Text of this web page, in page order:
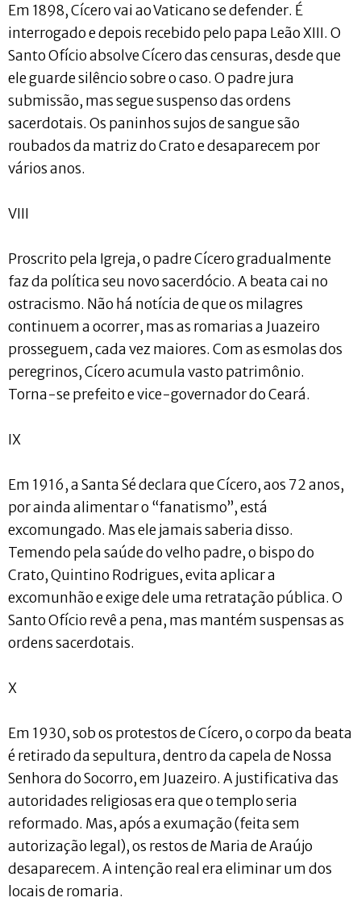
Em 1898, Cícero vai ao Vaticano se defender. É
interrogado e depois recebido pelo papa Leão XIII. O
Santo Ofício absolve Cícero das censuras, desde que
ele guarde silêncio sobre o caso. O padre jura
submissão, mas segue suspenso das ordens
sacerdotais. Os paninhos sujos de sangue são
roubados da matriz do Crato e desaparecem por
vários anos.
VIII
Proscrito pela Igreja, o padre Cícero gradualmente
faz da política seu novo sacerdócio. A beata cai no
ostracismo. Não há notícia de que os milagres
continuem a ocorrer, mas as romarias a Juazeiro
prosseguem, cada vez maiores. Com as esmolas dos
peregrinos, Cícero acumula vasto patrimônio.
Torna-se prefeito e vice-governador do Ceará.
IX
Em 1916, a Santa Sé declara que Cícero, aos 72 anos,
por ainda alimentar o “fanatismo”, está
excomungado. Mas ele jamais saberia disso.
Temendo pela saúde do velho padre, o bispo do
Crato, Quintino Rodrigues, evita aplicar a
excomunhão e exige dele uma retratação pública. O
Santo Ofício revê a pena, mas mantém suspensas as
ordens sacerdotais.
X
Em 1930, sob os protestos de Cícero, o corpo da beata
é retirado da sepultura, dentro da capela de Nossa
Senhora do Socorro, em Juazeiro. A justificativa das
autoridades religiosas era que o templo seria
reformado. Mas, após a exumação (feita sem
autorização legal), os restos de Maria de Araújo
desaparecem. A intenção real era eliminar um dos
locais de romaria.